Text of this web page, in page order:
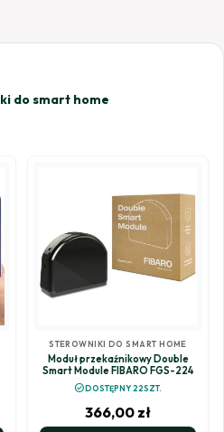
do smart home
STEROWNIKI DO SMART HOME
Moduł przekaźnikowy Double
Smart Module FIBARO FGS-224
check_circleDOSTĘPNY 22SZT.
366,00 zł